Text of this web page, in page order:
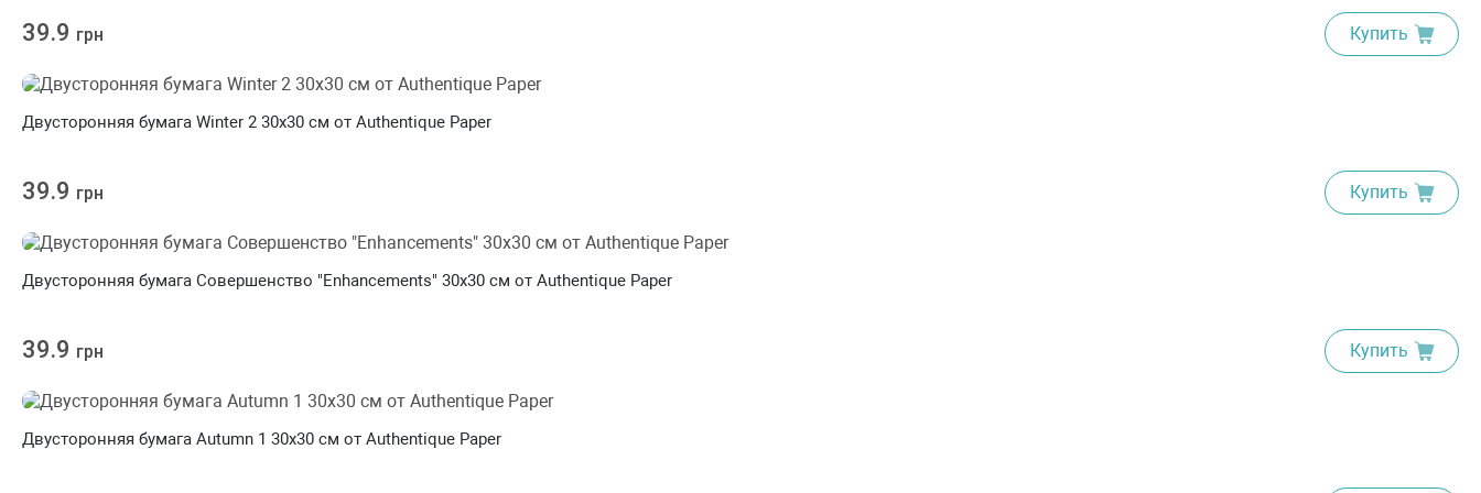
39.9 грн Купить
Двусторонняя бумага Winter 2 30х30 см от Authentique Paper
39.9 грн Купить
Двусторонняя бумага Совершенство "Enhancements" 30х30 см от Authentique Paper
39.9 грн Купить
Двусторонняя бумага Autumn 1 30х30 см от Authentique Paper